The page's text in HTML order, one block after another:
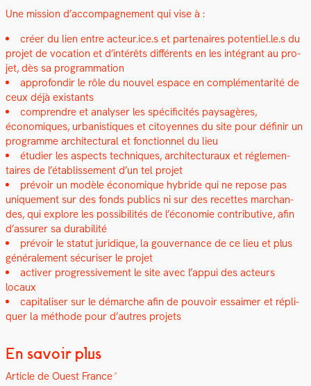
Une mis­sion d’accompagnement qui vise à :
créer du lien entre acteur.ice.s et parte­naires potentiel.le.s du
pro­jet de voca­tion et d’intérêts dif­férents en les inté­grant au pro­
jet, dès sa pro­gram­ma­tion
appro­fondir le rôle du nou­v­el espace en com­plé­men­tar­ité de
ceux déjà exis­tants
com­pren­dre et analyser les spé­ci­ficités paysagères,
économiques, urban­is­tiques et citoyennes du site pour définir un
pro­gramme archi­tec­tur­al et fonc­tion­nel du lieu
étudi­er les aspects tech­niques, archi­tec­turaux et régle­men­
taires de l’établissement d’un tel pro­jet
prévoir un mod­èle économique hybride qui ne repose pas
unique­ment sur des fonds publics ni sur des recettes marchan­
des, qui explore les pos­si­bil­ités de l’économie con­tribu­tive, afin
d’assurer sa dura­bil­ité
prévoir le statut juridique, la gou­ver­nance de ce lieu et plus
générale­ment sécuris­er le pro­jet
activ­er pro­gres­sive­ment le site avec l’appui des acteurs
locaux
cap­i­talis­er sur le démarche afin de pou­voir essaimer et répli­
quer la méth­ode pour d’autres pro­jets
En savoir plus
Arti­cle de Ouest France